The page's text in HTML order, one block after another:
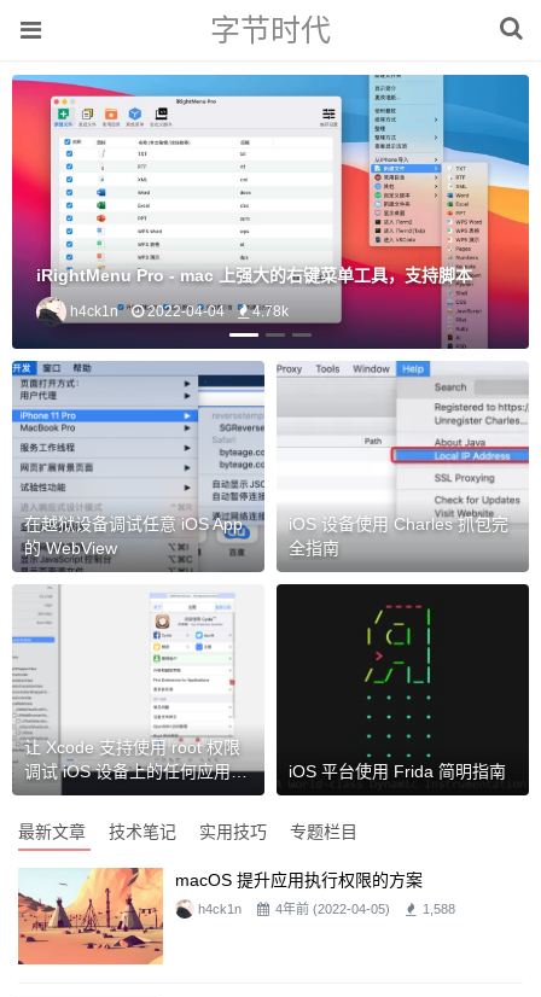
字节时代
iRightMenu Pro - mac 上强大的右键菜单工具，支持脚本
h4ck1n 2022-04-04 4.78k
在越狱设备调试任意 iOS App
的 WebView
iOS 设备使用 Charles 抓包完
全指南
让 Xcode 支持使用 root 权限
调试 iOS 设备上的任何应用或
进程
iOS 平台使用 Frida 简明指南
最新文章 技术笔记 实用技巧 专题栏目
macOS 提升应用执行权限的方案
h4ck1n 4年前 (2022-04-05) 1,588